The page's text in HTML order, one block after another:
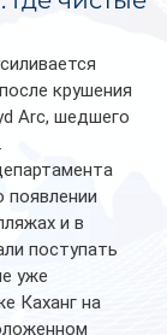
крушения
Arc, шедшего
появлении
и в
поступать
уже
Каханг на